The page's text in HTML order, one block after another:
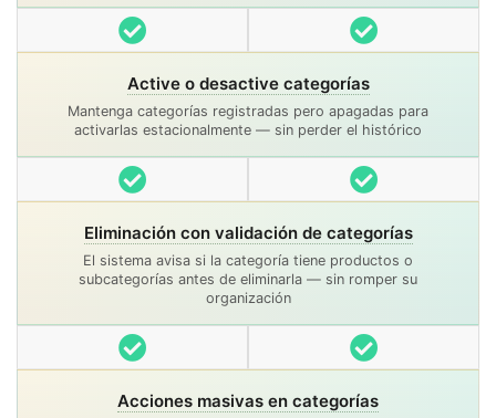
Incluido Incluido
Active o desactive categorías
Mantenga categorías registradas pero apagadas para
activarlas estacionalmente — sin perder el histórico
Incluido Incluido
Eliminación con validación de categorías
El sistema avisa si la categoría tiene productos o
subcategorías antes de eliminarla — sin romper su
organización
Incluido Incluido
Acciones masivas en categorías